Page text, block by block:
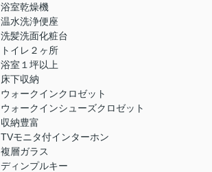
浴室乾燥機
温水洗浄便座
洗髪洗面化粧台
トイレ２ヶ所
浴室１坪以上
床下収納
ウォークインクロゼット
ウォークインシューズクロゼット
収納豊富
TVモニタ付インターホン
複層ガラス
ディンプルキー